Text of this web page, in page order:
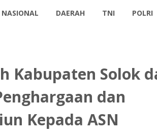
NASIONAL DAERAH TNI POLRI
Kabupaten Solok
dan
Kepada ASN